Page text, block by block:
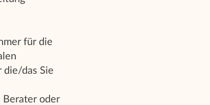
für die
die/das Sie
Berater oder